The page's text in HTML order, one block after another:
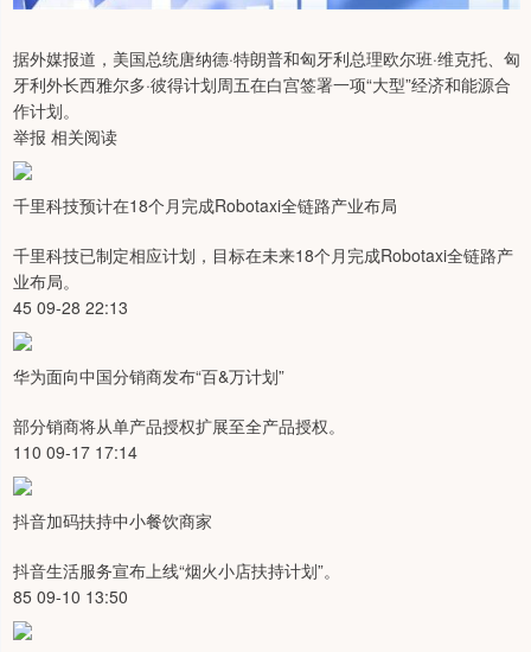
据外媒报道，美国总统唐纳德·特朗普和匈牙利总理欧尔班·维克托、匈
牙利外长西雅尔多·彼得计划周五在白宫签署一项“大型”经济和能源合
作计划。
举报 相关阅读
千里科技预计在18个月完成Robotaxi全链路产业布局
千里科技已制定相应计划，目标在未来18个月完成Robotaxi全链路产
业布局。
45 09-28 22:13
华为面向中国分销商发布“百&万计划”
部分销商将从单产品授权扩展至全产品授权。
110 09-17 17:14
抖音加码扶持中小餐饮商家
抖音生活服务宣布上线“烟火小店扶持计划”。
85 09-10 13:50